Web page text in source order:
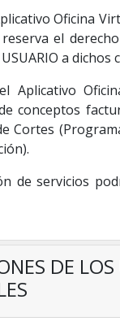
Oficina
reserva el
a dichos
Aplicativo
conceptos
Cortes
de servicios
DE